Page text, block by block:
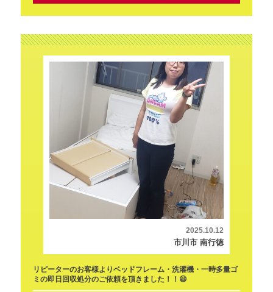
2025.10.12
市川市 南行徳
リピーターのお客様よりベッドフレーム・洗濯機・一時多量ゴ
ミの即日回収処分のご依頼を頂きました！！😃